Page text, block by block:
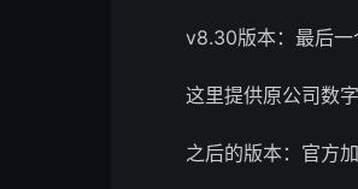
v8.30版本：最后一
这里提供原公司数
之后的版本：官方